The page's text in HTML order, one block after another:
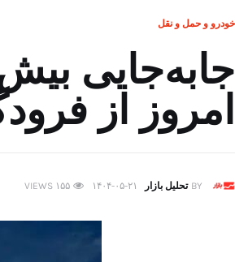
خودرو و حمل و نقل
امروز از
BY تحلیل بازار ۱۴۰۴-۰۵-۲۱ ۱۵۵ VIEWS